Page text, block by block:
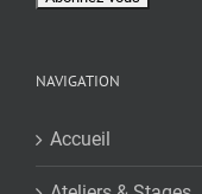
NAVIGATION
Accueil